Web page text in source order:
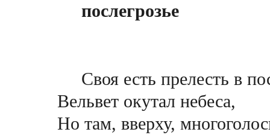
послегрозье
Своя есть прелесть в
Вельвет окутал небеса,
Но там, вверху,